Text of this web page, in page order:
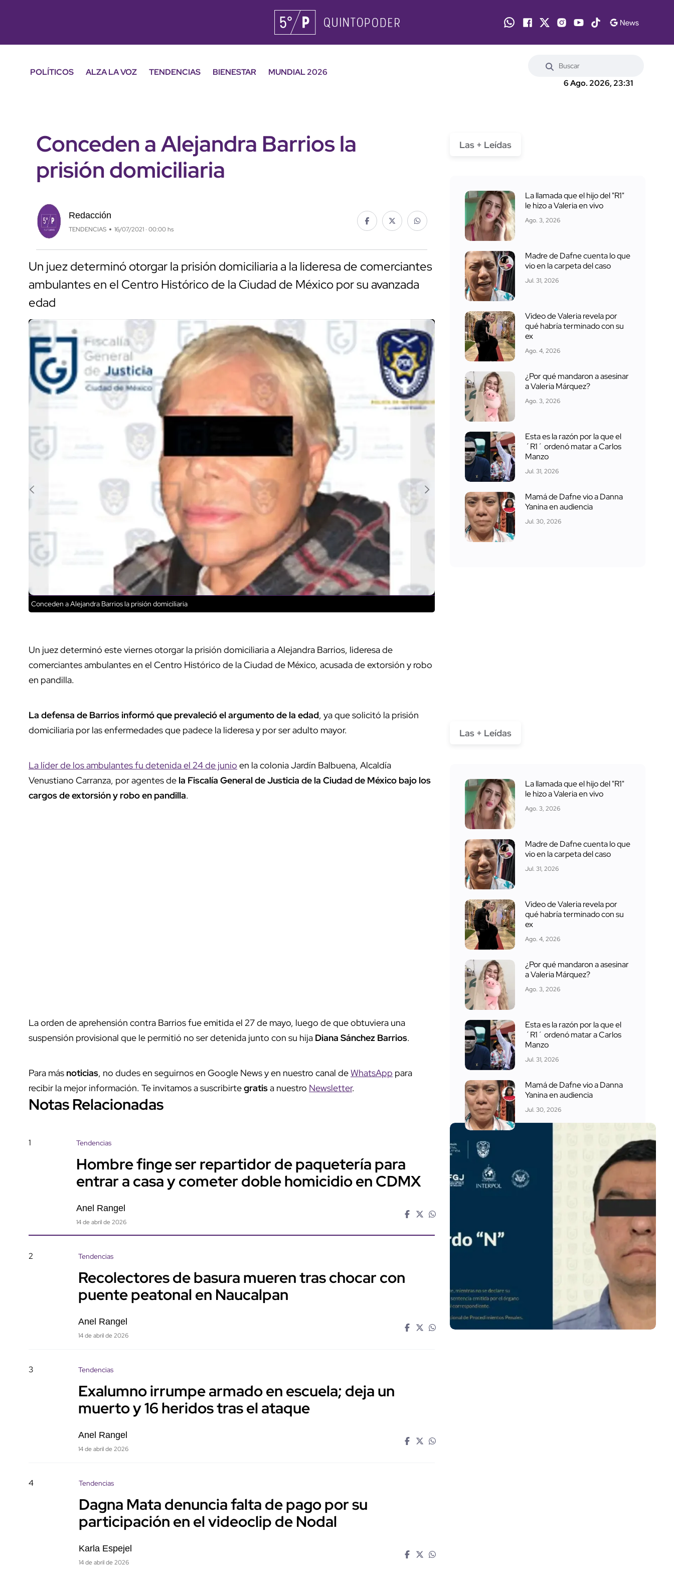
POLÍTICOS ALZA LA VOZ TENDENCIAS BIENESTAR
MUNDIAL 2026
6 Ago. 2026, 23:31
Conceden a Alejandra Barrios la
prisión domiciliaria
Redacción
TENDENCIAS 16/07/2021 · 00:00 hs
Un juez determinó otorgar la prisión domiciliaria a la lideresa de comerciantes
ambulantes en el Centro Histórico de la Ciudad de México por su avanzada
edad
Conceden a Alejandra Barrios la prisión domiciliaria
Un juez determinó este viernes otorgar la prisión domiciliaria a Alejandra Barrios, lideresa de
comerciantes ambulantes en el Centro Histórico de la Ciudad de México, acusada de extorsión y robo
en pandilla.
La defensa de Barrios informó que prevaleció el argumento de la edad, ya que solicitó la prisión
domiciliaria por las enfermedades que padece la lideresa y por ser adulto mayor.
La líder de los ambulantes fu detenida el 24 de junio en la colonia Jardín Balbuena, Alcaldía
Venustiano Carranza, por agentes de la Fiscalía General de Justicia de la Ciudad de México bajo los
cargos de extorsión y robo en pandilla.
La orden de aprehensión contra Barrios fue emitida el 27 de mayo, luego de que obtuviera una
suspensión provisional que le permitió no ser detenida junto con su hija Diana Sánchez Barrios.
Para más noticias, no dudes en seguirnos en Google News y en nuestro canal deWhatsApp para
recibir la mejor información. Te invitamos a suscribirtegratisa nuestro Newsletter.
Notas Relacionadas
1 Tendencias
Hombre finge ser repartidor de paquetería para
entrar a casa y cometer doble homicidio en CDMX
Anel Rangel
14 de abril de 2026
2 Tendencias
Recolectores de basura mueren tras chocar con
puente peatonal en Naucalpan
Anel Rangel
14 de abril de 2026
3 Tendencias
Exalumno irrumpe armado en escuela; deja un
muerto y 16 heridos tras el ataque
Anel Rangel
14 de abril de 2026
4 Tendencias
Dagna Mata denuncia falta de pago por su
participación en el videoclip de Nodal
Karla Espejel
14 de abril de 2026
Las + Leídas
La llamada que el hijo del "R1"
le hizo a Valeria en vivo
Ago. 3, 2026
Madre de Dafne cuenta lo que
vio en la carpeta del caso
Jul. 31, 2026
Video de Valeria revela por
qué habría terminado con su
ex
Ago. 4, 2026
¿Por qué mandaron a asesinar
a Valeria Márquez?
Ago. 3, 2026
Esta es la razón por la que el
´R1´ ordenó matar a Carlos
Manzo
Jul. 31, 2026
Mamá de Dafne vio a Danna
Yanina en audiencia
Jul. 30, 2026
Las + Leídas
La llamada que el hijo del "R1"
le hizo a Valeria en vivo
Ago. 3, 2026
Madre de Dafne cuenta lo que
vio en la carpeta del caso
Jul. 31, 2026
Video de Valeria revela por
qué habría terminado con su
ex
Ago. 4, 2026
¿Por qué mandaron a asesinar
a Valeria Márquez?
Ago. 3, 2026
Esta es la razón por la que el
´R1´ ordenó matar a Carlos
Manzo
Jul. 31, 2026
Mamá de Dafne vio a Danna
Yanina en audiencia
Jul. 30, 2026